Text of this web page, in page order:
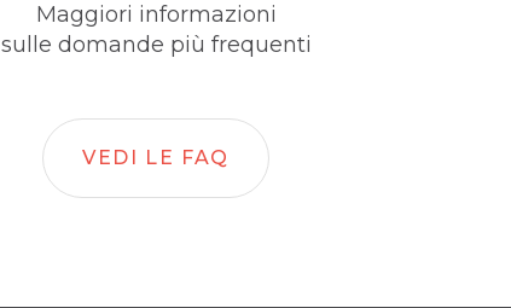
Maggiori informazioni
sulle domande più frequenti
VEDI LE FAQ